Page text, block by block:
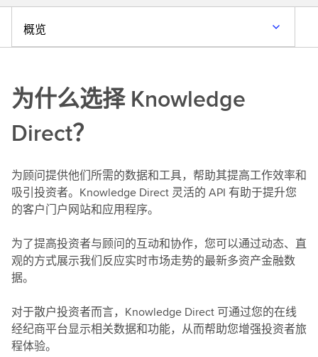
概览
为什么选择 Knowledge
Direct？
为顾问提供他们所需的数据和工具，帮助其提高工作效率和
吸引投资者。Knowledge Direct 灵活的 API 有助于提升您
的客户门户网站和应用程序。
为了提高投资者与顾问的互动和协作，您可以通过动态、直
观的方式展示我们反应实时市场走势的最新多资产金融数
据。
对于散户投资者而言，Knowledge Direct 可通过您的在线
经纪商平台显示相关数据和功能，从而帮助您增强投资者旅
程体验。